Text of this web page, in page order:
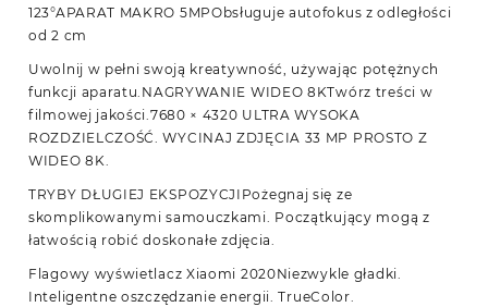
123°APARAT MAKRO 5MPObsługuje autofokus z odległości
od 2 cm
Uwolnij w pełni swoją kreatywność, używając potężnych
funkcji aparatu.NAGRYWANIE WIDEO 8KTwórz treści w
filmowej jakości.7680 × 4320 ULTRA WYSOKA
ROZDZIELCZOŚĆ. WYCINAJ ZDJĘCIA 33 MP PROSTO Z
WIDEO 8K.
TRYBY DŁUGIEJ EKSPOZYCJIPożegnaj się ze
skomplikowanymi samouczkami. Początkujący mogą z
łatwością robić doskonałe zdjęcia.
Flagowy wyświetlacz Xiaomi 2020Niezwykle gładki.
Inteligentne oszczędzanie energii. TrueColor.